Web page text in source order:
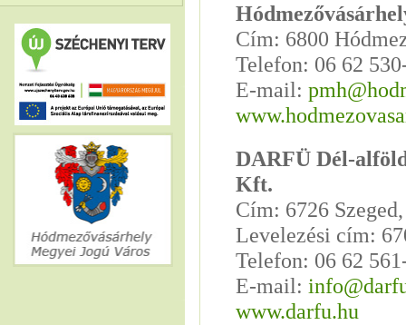
Cím: 6800
Telefon: 06 62
E-mail:
DARFÜ Dél-
Kft.
Cím: 6726
Levelezési cím:
Telefon: 06 62
E-mail:
www.darfu.hu